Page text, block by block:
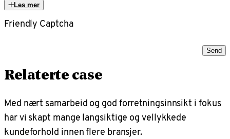
Les mer
Friendly Captcha
Send
Relaterte case
Med nært samarbeid og god forretningsinnsikt i fokus
har vi skapt mange langsiktige og vellykkede
kundeforhold innen flere bransjer.